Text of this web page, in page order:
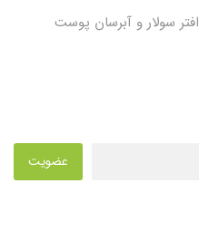
افتر سولار و آبرسان پوست
عضویت